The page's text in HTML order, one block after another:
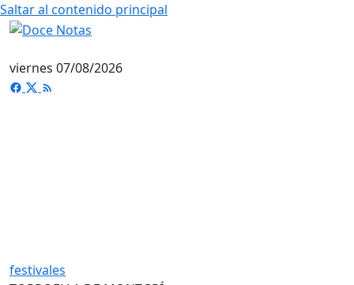
Saltar al contenido principal
viernes 07/08/2026
festivales